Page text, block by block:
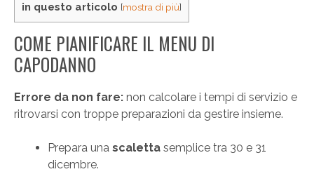
in questo articolo [mostra di più]
COME PIANIFICARE IL MENU DI
CAPODANNO
Errore da non fare: non calcolare i tempi di servizio e
ritrovarsi con troppe preparazioni da gestire insieme.
Prepara una scaletta semplice tra 30 e 31
dicembre.